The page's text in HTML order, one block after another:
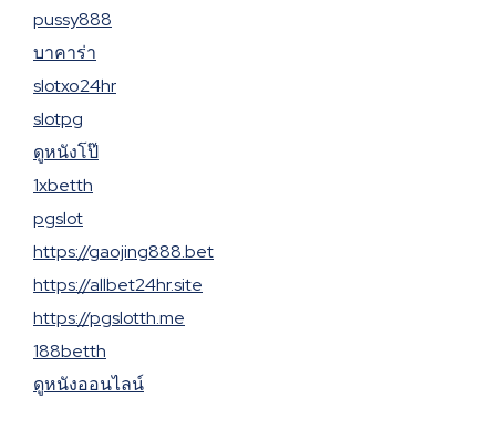
pussy888
บาคาร่า
slotxo24hr
slotpg
ดูหนังโป๊
1xbetth
pgslot
https://gaojing888.bet
https://allbet24hr.site
https://pgslotth.me
188betth
ดูหนังออนไลน์